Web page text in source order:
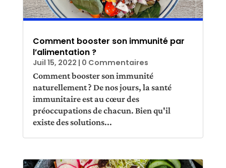
Comment booster son immunité par
l’alimentation ?
Juil 15, 2022 | 0 Commentaires
Comment booster son immunité
naturellement ? De nos jours, la santé
immunitaire est au cœur des
préoccupations de chacun. Bien qu'il
existe des solutions...